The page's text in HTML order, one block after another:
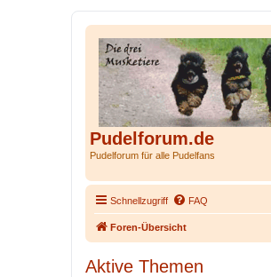
Pudelforum.de
Pudelforum für alle Pudelfans
Schnellzugriff FAQ
Foren-Übersicht
Aktive Themen